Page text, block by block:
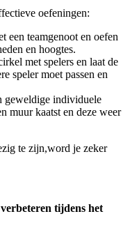
oefeningen:
een teamgenoot en ​oefen
en⁢ hoogtes.
met‍ spelers ⁤en laat de
speler moet passen​ en
geweldige individuele
muur kaatst en deze weer‌
te zijn,word je zeker
tijdens⁢ het